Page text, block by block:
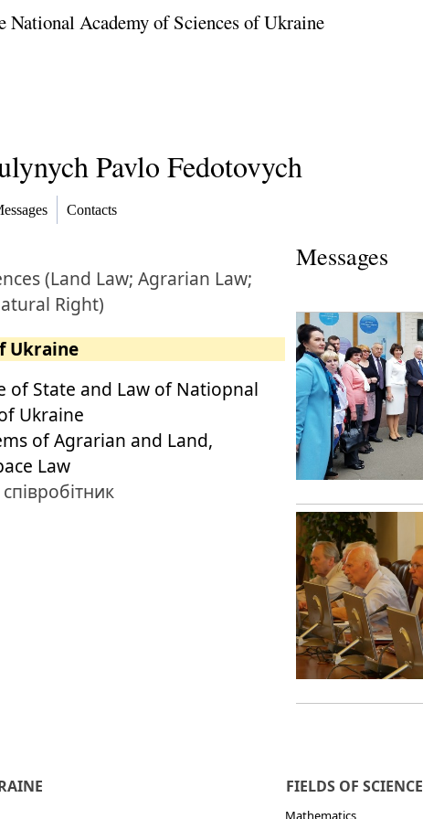
National Academy of Sciences of Ukraine
Pavlo Fedotovych
Contacts
(Land Law; Agrarian Law;
Right)
Ukraine
of State and Law of Natiopnal
Ukraine
of Agrarian and Land,
Law
Messages
FIELDS OF SCIENCE
Mathematics